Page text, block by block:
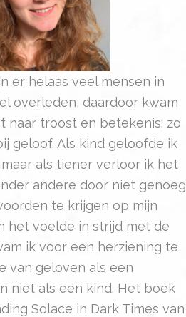
er helaas veel mensen in
overleden, daardoor kwam
naar troost en betekenis; zo
geloof. Als kind geloofde ik
als tiener verloor ik het
andere door niet genoeg
te krijgen op mijn
het voelde in strijd met de
ik voor een herziening te
van geloven als een
niet als een kind. Het boek
Solace in Dark Times van